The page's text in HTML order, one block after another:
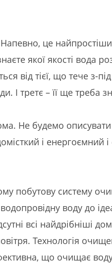
це
якої якості вода
від тієї, що тече з-
І третє – її ще треба
Не будемо описувати
і енергоємний і
побутову систему
воду до
всі найдрібніші
Технологія
що очищає воду